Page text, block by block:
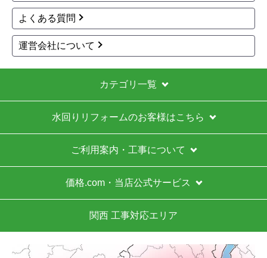
ガス給湯器の本体＋工事込みの価格が他店より安か
ったため。
【注文からどのくらいで届きましたか？】
【その他感想・コメント】
工事まで少し待ちましたが、価格を重視する方には
かなりお得だと思います。余裕を持って待てる方に
はおすすめです。
Ikuma2555さん
はい
よくある質問
運営会社について
カテゴリ一覧
水回りリフォームのお客様はこちら
ご利用案内・工事について
価格.com・当店公式サービス
関西 工事対応エリア